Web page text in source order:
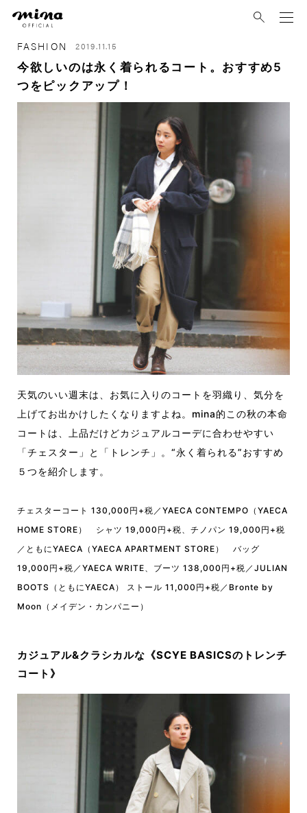
FASHION 2019.11.15
今欲しいのは永く着られるコート。おすすめ5
つをピックアップ！
天気のいい週末は、お気に入りのコートを羽織り、気分を
上げてお出かけしたくなりますよね。mina的この秋の本命
コートは、上品だけどカジュアルコーデに合わせやすい
「チェスター」と「トレンチ」。“永く着られる”おすすめ
５つを紹介します。
チェスターコート 130,000円+税／YAECA CONTEMPO（YAECA
HOME STORE） シャツ 19,000円+税、チノパン 19,000円+税
／ともにYAECA（YAECA APARTMENT STORE） バッグ
19,000円+税／YAECA WRITE、ブーツ 138,000円+税／JULIAN
BOOTS（ともにYAECA） ストール 11,000円+税／Bronte by
Moon（メイデン・カンパニー）
カジュアル&クラシカルな《SCYE BASICSのトレンチ
コート》